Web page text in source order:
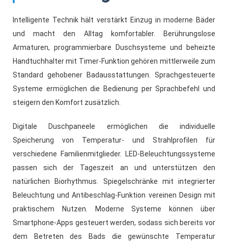
Intelligente Technik hält verstärkt Einzug in moderne Bäder
und macht den Alltag komfortabler. Berührungslose
Armaturen, programmierbare Duschsysteme und beheizte
Handtuchhalter mit Timer-Funktion gehören mittlerweile zum
Standard gehobener Badausstattungen. Sprachgesteuerte
Systeme ermöglichen die Bedienung per Sprachbefehl und
steigern den Komfort zusätzlich.
Digitale Duschpaneele ermöglichen die individuelle
Speicherung von Temperatur- und Strahlprofilen für
verschiedene Familienmitglieder. LED-Beleuchtungssysteme
passen sich der Tageszeit an und unterstützen den
natürlichen Biorhythmus. Spiegelschränke mit integrierter
Beleuchtung und Antibeschlag-Funktion vereinen Design mit
praktischem Nutzen. Moderne Systeme können über
Smartphone-Apps gesteuert werden, sodass sich bereits vor
dem Betreten des Bads die gewünschte Temperatur